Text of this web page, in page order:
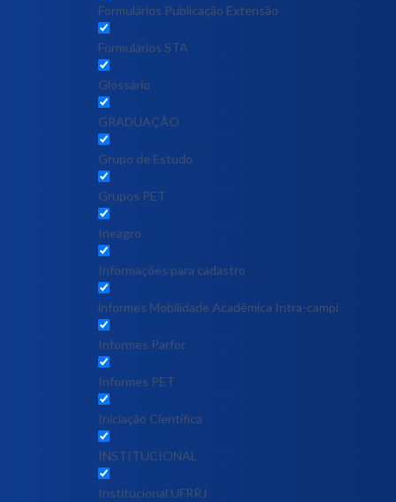
Formulários Publicação Extensão
Formulários STA
Glossário
GRADUAÇÃO
Grupo de Estudo
Grupos PET
Ineagro
Informações para cadastro
informes Mobilidade Acadêmica Intra-campi
Informes Parfor
Informes PET
Iniciação Científica
INSTITUCIONAL
Institucional UFRRJ